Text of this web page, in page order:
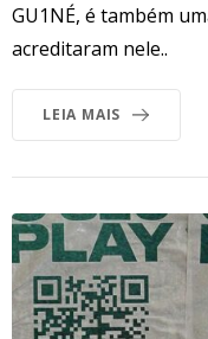
GU1NÉ, é também
acreditaram nele..
LEIA MAIS